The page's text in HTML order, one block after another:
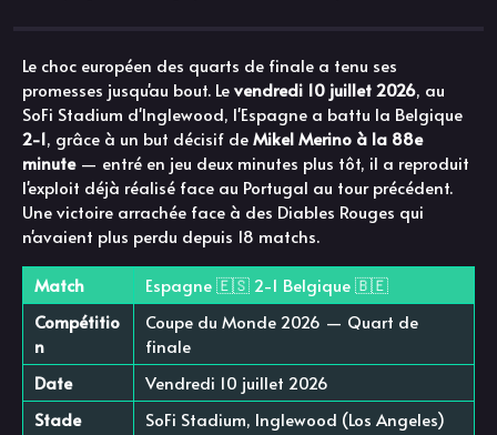
Le choc européen des quarts de finale a tenu ses
promesses jusqu'au bout. Levendredi 10 juillet 2026, au
SoFi Stadium d'Inglewood, l'Espagne a battu la Belgique
2-1, grâce à un but décisif deMikel Merino à la 88e
minute— entré en jeu deux minutes plus tôt, il a reproduit
l'exploit déjà réalisé face au Portugal au tour précédent.
Une victoire arrachée face à des Diables Rouges qui
n'avaient plus perdu depuis 18 matchs.
Match
Espagne 🇪🇸 2-1 Belgique 🇧🇪
Compétitio
n
Coupe du Monde 2026 — Quart de
finale
Date
Vendredi 10 juillet 2026
Stade
SoFi Stadium, Inglewood (Los Angeles)